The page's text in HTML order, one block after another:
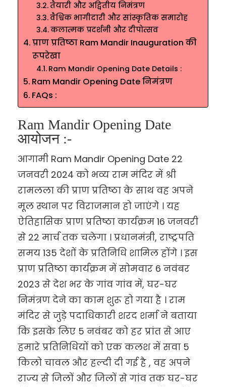
तैयारी और अद्वितीय निमंत्रण
वैश्विक भागीदारी और सांस्कृतिक समारोह
कलात्मक प्रदर्शनी और दीपोत्सव
प्राण प्रतिष्ठा Ram Mandir Inauguration की
रूपरेखा
Ram Mandir Opening Date Details :
Ram Mandir Opening Date निमंत्रण
FAQs :
Ram Mandir Opening Date
आयोजन :-
आगामी Ram Mandir Opening Date 22
जनवरी 2024 को भव्य राम मंदिर में श्री
रामलला की प्राण प्रतिष्ठा के साथ वह अपने
मूल स्थान पर विराजमान हो जाएंगे । यह
ऐतिहासिक प्राण प्रतिष्ठा कार्यक्रम 16 जनवरी
से 22 मार्च तक चलेगा । प्रधानमंत्री, राष्ट्रपति
समय 135 देशों के प्रतिनिधि शामिल होंगे । इस
प्राण प्रतिष्ठा कार्यक्रम में सोमवार 6 नवंबर
2023 से देश भर के गांव गांव में, घर-घर
निमंत्रण देने का काम शुरू हो गया है । राम
मंदिर से जुड़े पदाधिकारी शरद शर्मा ने बताया
कि इसके लिए 5 नवंबर को हर प्रांत से आए
हमारे प्रतिनिधियों को एक कलश में सवा 5
किलो चावल और हल्दी दी गई है , वह अपने
राज्य से जिलों और जिलों से गांव तक घर-घर